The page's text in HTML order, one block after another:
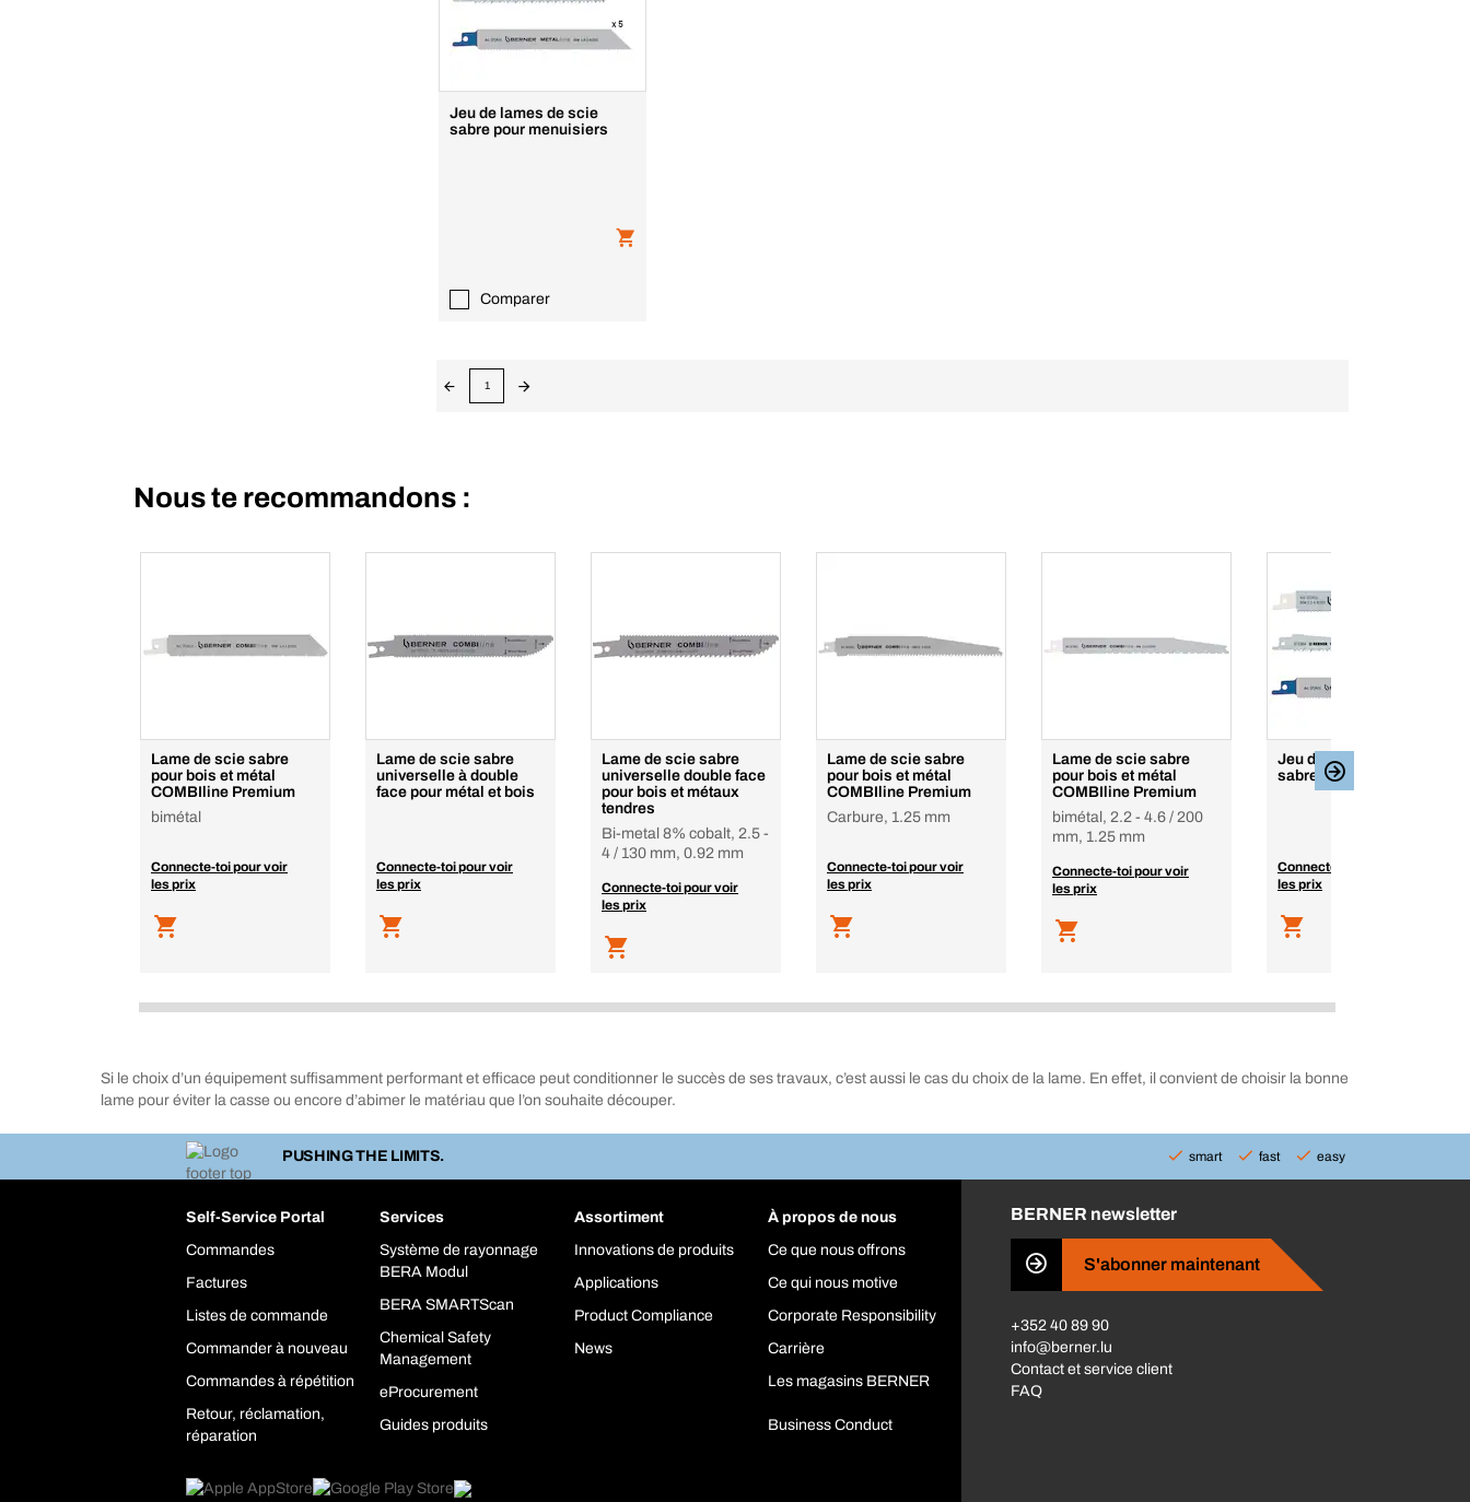
Jeu de lames de scie
sabre pour menuisiers
Comparer
1
Nous te recommandons :
Lame de scie sabre
pour bois et métal
COMBIline Premium
bimétal
Connecte-toi pour voir
les prix
Lame de scie sabre
universelle à double
face pour métal et bois
Connecte-toi pour voir
les prix
Lame de scie sabre
universelle double face
pour bois et métaux
tendres
Bi-metal 8% cobalt, 2.5 -
4 / 130 mm, 0.92 mm
Connecte-toi pour voir
les prix
Lame de scie sabre
pour bois et métal
COMBIline Premium
Carbure, 1.25 mm
Connecte-toi pour voir
les prix
Lame de scie sabre
pour bois et métal
COMBIline Premium
bimétal, 2.2 - 4.6 / 200
mm, 1.25 mm
Connecte-toi pour voir
les prix
Jeu de lames de scie
sabre pour menuisiers
Connecte-toi pour voir
les prix
Si le choix d’un équipement suffisamment performant et efficace peut conditionner le succès de ses travaux, c’est aussi le cas du choix de la lame. En effet, il convient de choisir la bonne
lame pour éviter la casse ou encore d’abimer le matériau que l’on souhaite découper.
PUSHING THE LIMITS. smart fast easy
Self-Service Portal
Commandes
Factures
Listes de commande
Commander à nouveau
Commandes à répétition
Retour, réclamation,
réparation
Services
Système de rayonnage
BERA Modul
BERA SMARTScan
Chemical Safety
Management
eProcurement
Guides produits
Assortiment
Innovations de produits
Applications
Product Compliance
News
À propos de nous
Ce que nous offrons
Ce qui nous motive
Corporate Responsibility
Carrière
Les magasins BERNER
Business Conduct
BERNER newsletter
S'abonner maintenant
+352 40 89 90
info@berner.lu
Contact et service client
FAQ